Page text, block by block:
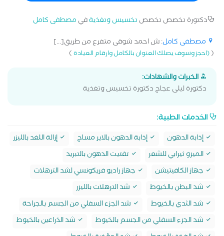
دكتورة تخصص تخصص تخسيس وتغذيةفي مصطفى كامل
مصطفى كامل: ش احمد شوقى متفرع من طريق[...]
((احجز وسوف يصلك العنوان بالكامل وارقام العيادة)
الخبرات والشهادات:
دكتورة ليلى عجاج دكتورة تخسيس وتغذية
الخدمات الطبية:
إذابة الدهون إذابة الدهون بالاير مساج
إزالة اللغد بالليزر
الميزو ثيرابي للشعر
تفتيت الدهون بالتبريد
جهاز الكافيتيشن
جهاز راديو فريكونسي لشد الترهلات
شد البطن بالخيوط
شد الترهلات بالليزر
شد الثدي بالخيوط
شد الجزء السفلي من الجسم بالجراحة
شد الجزء السفلي من الجسم بالخيوط
شد الذراعين بالخيوط